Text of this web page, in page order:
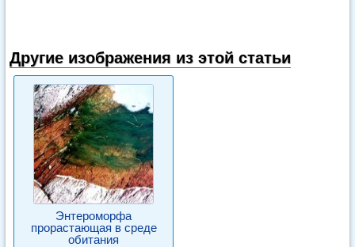
Другие изображения из этой статьи
Энтероморфа
прорастающая в среде
обитания